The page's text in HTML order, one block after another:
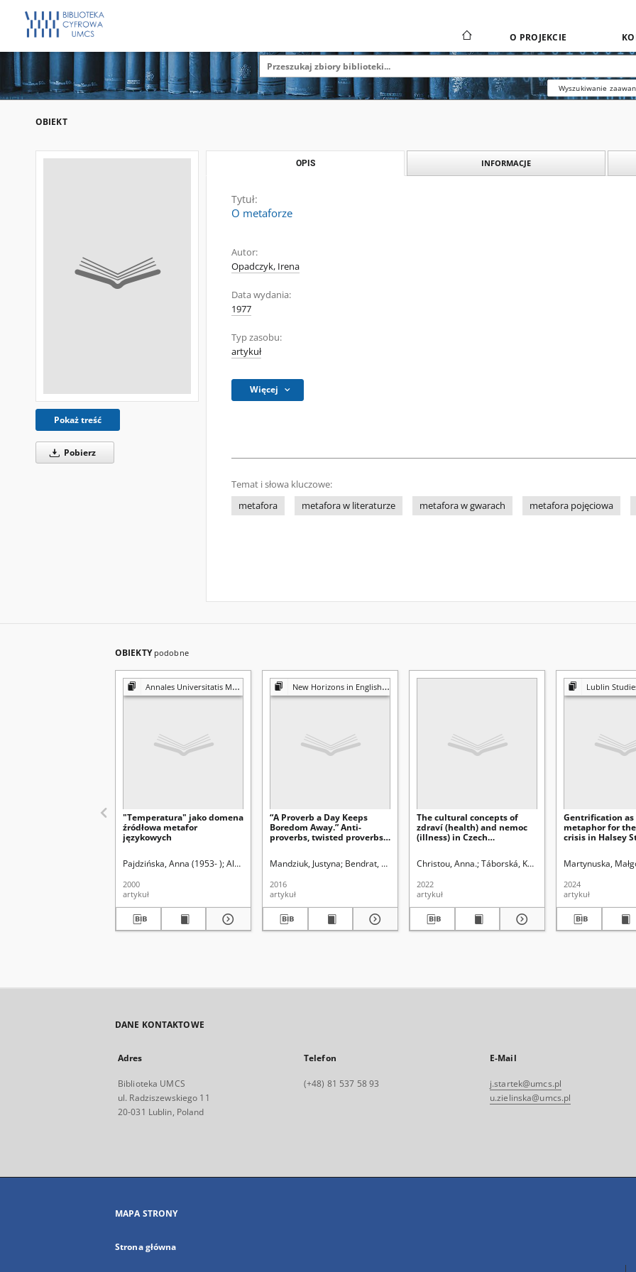
O PROJEKCIE
Wyszukiwanie
OBIEKT
Pokaż treść
Pobierz
OPIS INFORMACJE
Tytuł:
O metaforze
Autor:
Opadczyk, Irena
Data wydania:
1977
Typ zasobu:
artykuł
Więcej
Temat i słowa kluczowe:
metafora
metafora w literaturze metafora w gwarach metafora pojęciowa
OBIEKTY podobne
Annales Universitatis Mariae Curie-Skłodowska. Sectio FF, Philologiae
"Temperatura" jako domena
źródłowa metafor
językowych
Pajdzińska, Anna (1953- ) Aleksandrowicz-Ulrich, Alina (1931- ). Redaktor
2000
artykuł
New Horizons in English Studies
“A Proverb a Day Keeps
Boredom Away.” Anti-
proverbs, twisted proverbs,
Mandziuk, Justyna Bendrat, Anna (1978- ). Redaktor
2016
artykuł
The cultural concepts of
zdraví (health) and nemoc
(illness) in Czech
Christou, Anna. Táborská, Karolína.
2022
artykuł
Lublin Studies in Modern
Gentrification as
metaphor for
crisis in Halsey
Martynuska,
2024
artykuł
DANE KONTAKTOWE
Adres
Biblioteka UMCS
ul. Radziszewskiego 11
20-031 Lublin, Poland
Telefon
(+48) 81 537 58 93
E-Mail
j.startek@umcs.pl
u.zielinska@umcs.pl
MAPA STRONY
Strona główna